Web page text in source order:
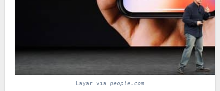
Layar via people.com